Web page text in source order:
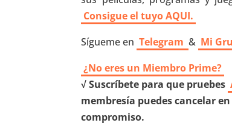
Consigue el tuyo AQUI.
Sígueme en Telegram & Mi
¿No eres un Miembro Prime?
√ Suscríbete para que pruebes
membresía puedes cancelar
compromiso.